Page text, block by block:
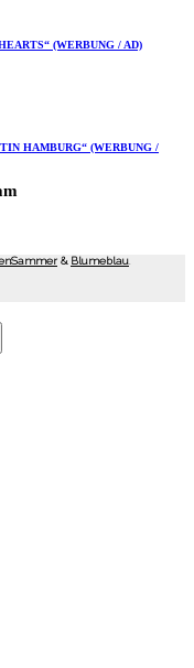
(WERBUNG / AD)
HAMBURG“ (WERBUNG /
& Blumeblau